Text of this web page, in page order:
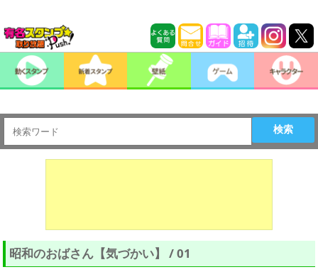
検索
昭和のおばさん【気づかい】 / 01